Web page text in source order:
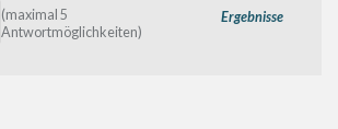
Ergebnisse
(maximal 5
Antwortmöglichkeiten)